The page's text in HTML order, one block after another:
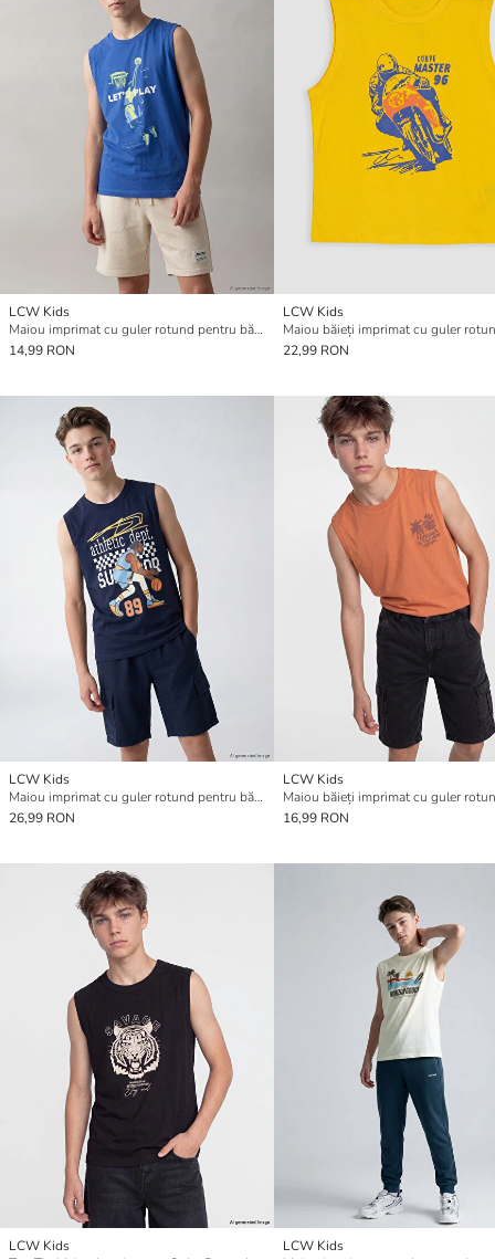
LCW Kids
Maiou imprimat cu guler rotund pentru băieți
14,99 RON
LCW Kids
Maiou băieți imprimat cu guler
22,99 RON
LCW Kids
Maiou imprimat cu guler rotund pentru băieți
26,99 RON
LCW Kids
Maiou băieți imprimat cu guler
16,99 RON
LCW Kids
LCW Kids